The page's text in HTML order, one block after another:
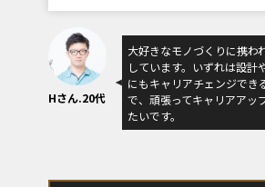
Hさん.20代
大好きなモノづくりに携わ
しています。いずれは設計
にもキャリアチェンジでき
で、頑張ってキャリアアッ
たいです。